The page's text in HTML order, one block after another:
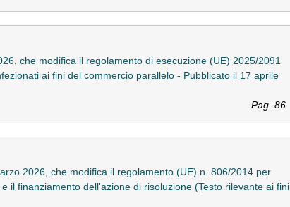
che modifica il regolamento di esecuzione (UE) 2025/2091
ai fini del commercio parallelo - Pubblicato il 17 aprile
Pag. 86
2026, che modifica il regolamento (UE) n. 806/2014 per
il finanziamento dell'azione di risoluzione (Testo rilevante ai fini